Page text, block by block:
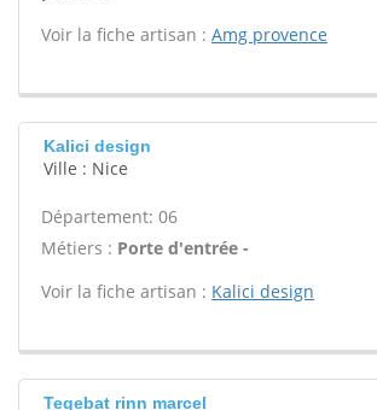
Voir la fiche artisan : Amg provence
Kalici design
Ville : Nice
Département: 06
Métiers : Porte d'entrée -
Voir la fiche artisan : Kalici design
Tegebat rinn marcel